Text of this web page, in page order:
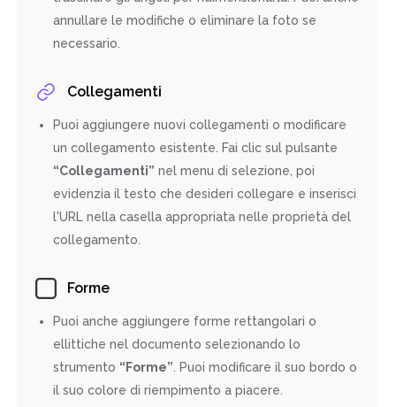
annullare le modifiche o eliminare la foto se
necessario.
Collegamenti
Puoi aggiungere nuovi collegamenti o modificare
un collegamento esistente. Fai clic sul pulsante
“Collegamenti” nel menu di selezione, poi
evidenzia il testo che desideri collegare e inserisci
l'URL nella casella appropriata nelle proprietà del
collegamento.
Forme
Puoi anche aggiungere forme rettangolari o
ellittiche nel documento selezionando lo
strumento “Forme” . Puoi modificare il suo bordo o
il suo colore di riempimento a piacere.